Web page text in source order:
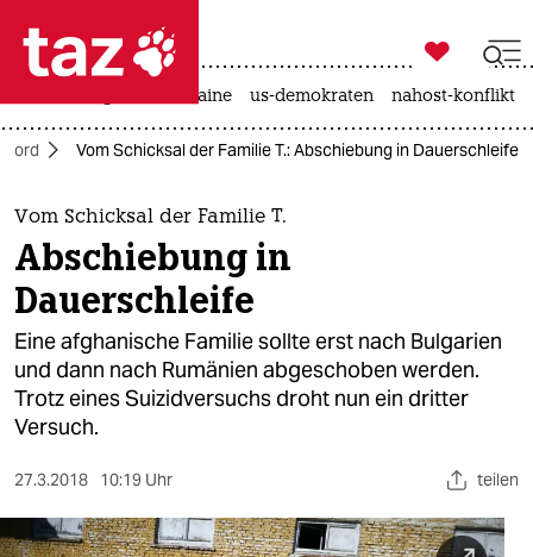
 taz zahl ich
taz zahl ich
themen
politik
öko
gesellschaft
kultur
sport
berlin

taz zahl ich
krieg in der ukraine us-demokraten nahost-konflikt
Nord Vom Schicksal der Familie T.: Abschiebung in Dauerschleife
Vom Schicksal der Familie T.
Abschiebung in
Dauerschleife
Eine afghanische Familie sollte erst nach Bulgarien
und dann nach Rumänien abgeschoben werden.
Trotz eines Suizidversuchs droht nun ein dritter
Versuch.
27.3.2018 10:19 Uhr teilen